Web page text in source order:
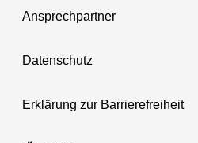
Ansprechpartner
Datenschutz
Erklärung zur Barrierefreiheit